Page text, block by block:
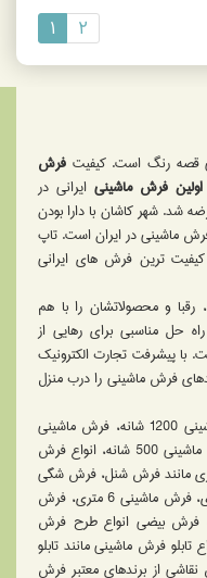
۱ ۲
قصه رنگ است. کیفیت فرش
اولین فرش ماشینی ایرانی در
در سال ۱۳۵۳ به بازار عرضه شد. شهر كاشان با دارا بودن
ماشینی در ایران است. تاپ
ترين فرش های ایرانی
رقبا و محصولاتشان را با هم
حل مناسبی برای رهایی از
با پیشرفت تجارت الکترونیک
فرش ماشینی را درب منزل
خرید مستقیم انواع فرش ماشینی، فرش ماشینی 1200 شانه، فرش ماشینی
1000 شانه، فرش ماشینی 700 شانه و فرش ماشینی 500 شانه، انواع فرش
مانند فرش شنل، فرش شگی
فرش ماشینی 12 متری، فرش ماشینی 9 متری، فرش ماشینی 6 متری، فرش
و فرش بیضی انواع طرح فرش
فرش ماشینی مانند تابلو
از برندهای معتبر فرش